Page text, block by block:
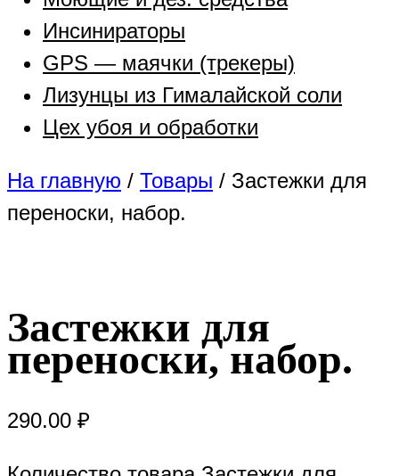
Инсинираторы
GPS — маячки (трекеры)
Лизунцы из Гималайской соли
Цех убоя и обработки
На главную / Товары / Застежки для
переноски, набор.
Застежки для
переноски, набор.
290.00 ₽